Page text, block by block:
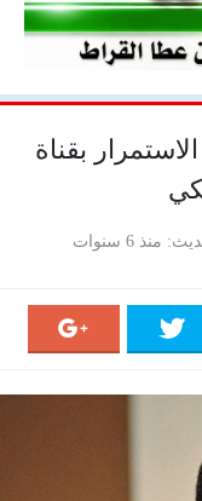
بقناة
منذ 6 سنوات